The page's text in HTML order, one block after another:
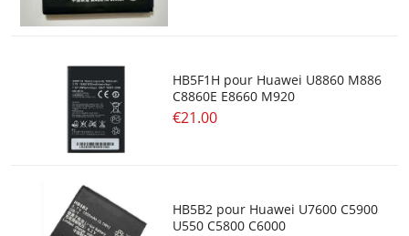
HB5F1H pour Huawei U8860 M886
C8860E E8660 M920
€21.00
HB5B2 pour Huawei U7600 C5900
U550 C5800 C6000